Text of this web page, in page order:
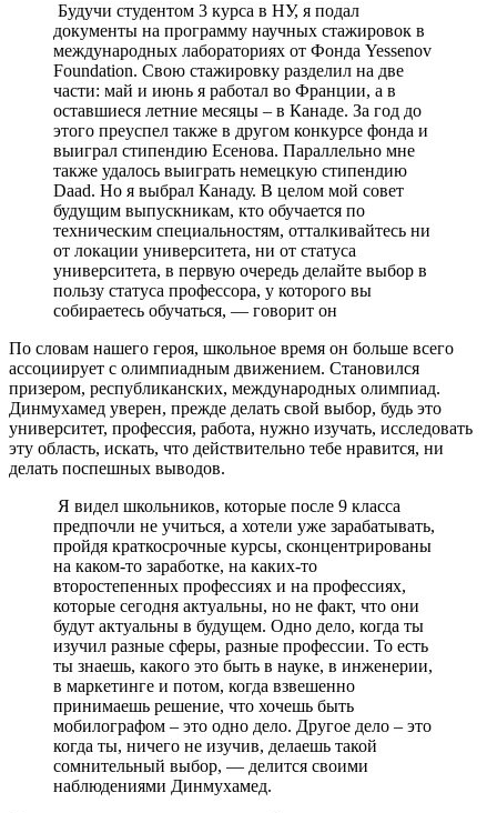
Будучи студентом 3 курса в НУ, я подал
документы на программу научных стажировок в
международных лабораториях от Фонда Yessenov
Foundation. Свою стажировку разделил на две
части: май и июнь я работал во Франции, а в
оставшиеся летние месяцы – в Канаде. За год до
этого преуспел также в другом конкурсе фонда и
выиграл стипендию Есенова. Параллельно мне
также удалось выиграть немецкую стипендию
Daad. Но я выбрал Канаду. В целом мой совет
будущим выпускникам, кто обучается по
техническим специальностям, отталкивайтесь ни
от локации университета, ни от статуса
университета, в первую очередь делайте выбор в
пользу статуса профессора, у которого вы
собираетесь обучаться, — говорит он
По словам нашего героя, школьное время он больше всего
ассоциирует с олимпиадным движением. Становился
призером, республиканских, международных олимпиад.
Динмухамед уверен, прежде делать свой выбор, будь это
университет, профессия, работа, нужно изучать, исследовать
эту область, искать, что действительно тебе нравится, ни
делать поспешных выводов.
Я видел школьников, которые после 9 класса
предпочли не учиться, а хотели уже зарабатывать,
пройдя краткосрочные курсы, сконцентрированы
на каком-то заработке, на каких-то
второстепенных профессиях и на профессиях,
которые сегодня актуальны, но не факт, что они
будут актуальны в будущем. Одно дело, когда ты
изучил разные сферы, разные профессии. То есть
ты знаешь, какого это быть в науке, в инженерии,
в маркетинге и потом, когда взвешенно
принимаешь решение, что хочешь быть
мобилографом – это одно дело. Другое дело – это
когда ты, ничего не изучив, делаешь такой
сомнительный выбор, — делится своими
наблюдениями Динмухамед.